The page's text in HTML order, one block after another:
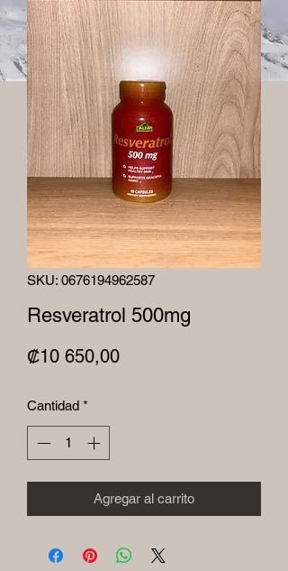
SKU: 0676194962587
Resveratrol 500mg
₡10 650,00Precio
Cantidad *
Agregar al carrito